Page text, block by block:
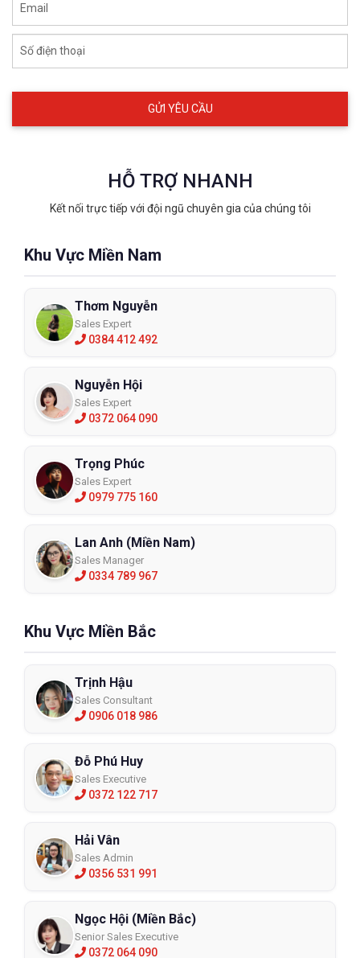
Email
Số điện thoại
HỖ TRỢ NHANH
Kết nối trực tiếp với đội ngũ chuyên gia của chúng tôi
Khu Vực Miền Nam
Thơm Nguyễn
Sales Expert
0384 412 492
Nguyễn Hội
Sales Expert
0372 064 090
Trọng Phúc
Sales Expert
0979 775 160
Lan Anh (Miền Nam)
Sales Manager
0334 789 967
Khu Vực Miền Bắc
Trịnh Hậu
Sales Consultant
0906 018 986
Đỗ Phú Huy
Sales Executive
0372 122 717
Hải Vân
Sales Admin
0356 531 991
Ngọc Hội (Miền Bắc)
Senior Sales Executive
0372 064 090